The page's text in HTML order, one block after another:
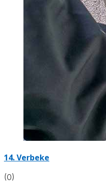
14. Verbeke
(0)